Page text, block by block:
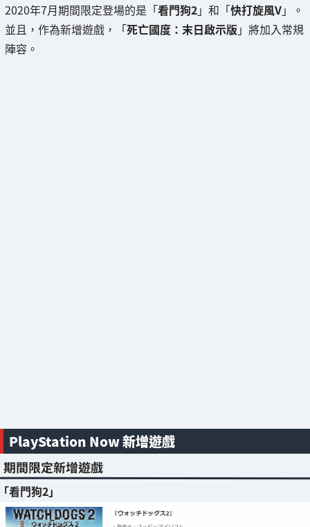
2020年7月期間限定登場的是「看門狗2」和「快打旋風V」。
並且，作為新增遊戲，「死亡國度：末日啟示版 」將加入常規
陣容。
PlayStation Now 新增遊戲
期間限定新增遊戲
「看門狗2」